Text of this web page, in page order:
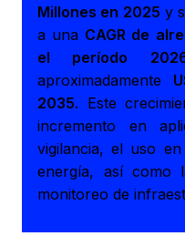
Millones en 2025 y
a una CAGR de
el período
aproximadamente
2035. Este
incremento en
vigilancia, el uso
energía, así como
monitoreo de